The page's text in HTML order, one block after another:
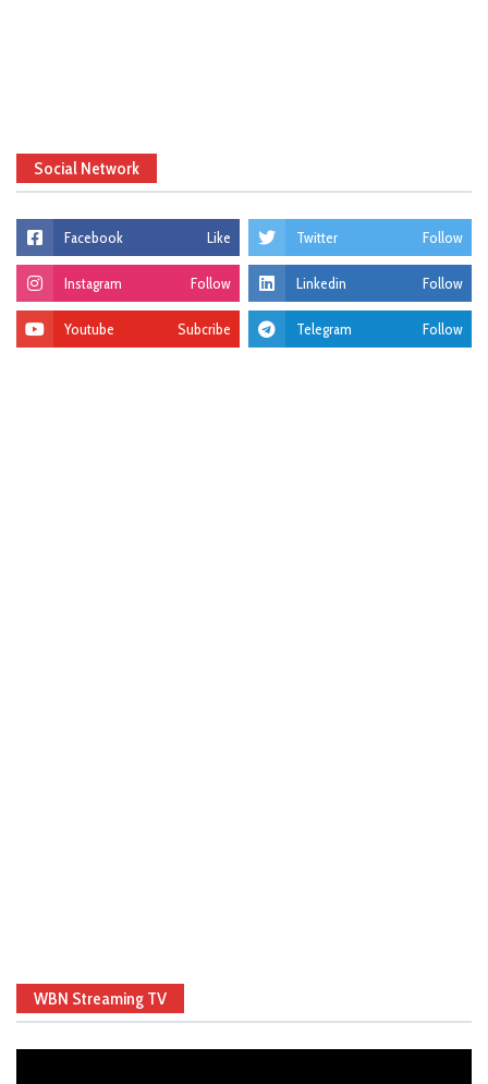
Social Network
Facebook Like Twitter Follow
Instagram Follow Linkedin Follow
Youtube Subcribe Telegram Follow
WBN Streaming TV